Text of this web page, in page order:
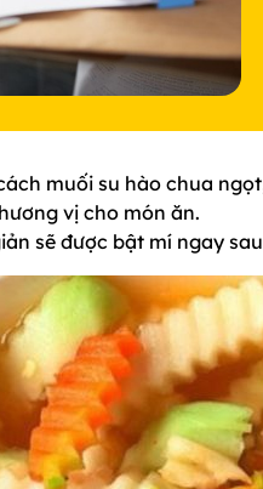
muối su hào chua
vị cho món ăn.
sẽ được bật mí ngay